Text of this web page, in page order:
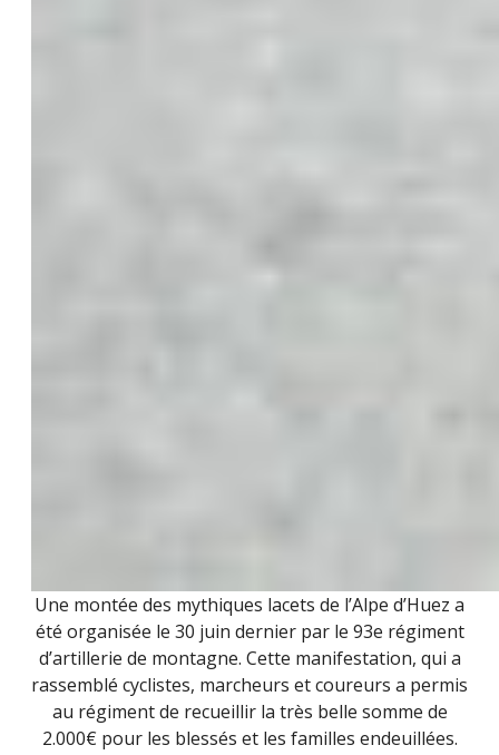
Une montée des mythiques lacets de l’Alpe d’Huez a
été organisée le 30 juin dernier par le 93e régiment
d’artillerie de montagne. Cette manifestation, qui a
rassemblé cyclistes, marcheurs et coureurs a permis
au régiment de recueillir la très belle somme de
2.000€ pour les blessés et les familles endeuillées.